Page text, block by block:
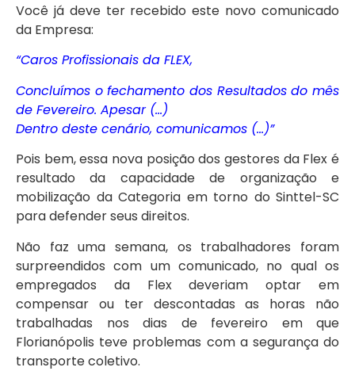
Você já deve ter recebido este novo comunicado
da Empresa:
“Caros Profissionais da FLEX,
Concluímos o fechamento dos Resultados do mês
de Fevereiro. Apesar (…)
Dentro deste cenário, comunicamos (…)”
Pois bem, essa nova posição dos gestores da Flex é
resultado da capacidade de organização e
mobilização da Categoria em torno do Sinttel-SC
para defender seus direitos.
Não faz uma semana, os trabalhadores foram
surpreendidos com um comunicado, no qual os
empregados da Flex deveriam optar em
compensar ou ter descontadas as horas não
trabalhadas nos dias de fevereiro em que
Florianópolis teve problemas com a segurança do
transporte coletivo.